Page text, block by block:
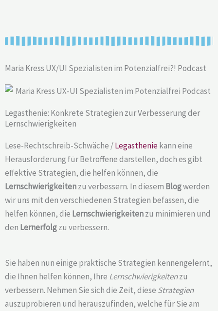
Maria Kress UX/UI Spezialisten im Potenzialfrei?! Podcast
Legasthenie: Konkrete Strategien zur Verbesserung der
Lernschwierigkeiten
Lese-Rechtschreib-Schwäche /Legastheniekann eine
Herausforderung für Betroffene darstellen, doch es gibt
effektive Strategien, die helfen können, die
Lernschwierigkeitenzu verbessern. In diesem Blogwerden
wir uns mit den verschiedenen Strategien befassen, die
helfen können, die Lernschwierigkeitenzu minimieren und
den Lernerfolgzu verbessern.
Sie haben nun einige praktische Strategien kennengelernt,
die Ihnen helfen können, Ihre Lernschwierigkeitenzu
verbessern. Nehmen Sie sich die Zeit, diese Strategien
auszuprobieren und herauszufinden, welche für Sie am